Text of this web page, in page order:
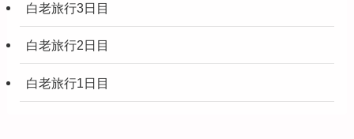
白老旅行3日目
白老旅行2日目
白老旅行1日目